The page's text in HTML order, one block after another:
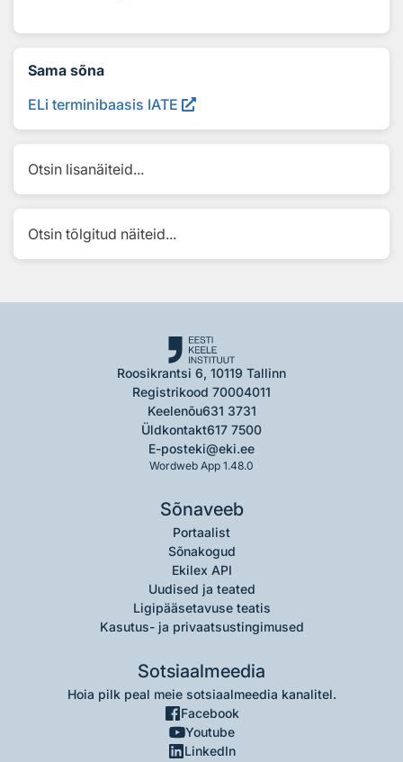
Sama sõna
ELi terminibaasis IATE
Otsin lisanäiteid...
Otsin tõlgitud näiteid...
Roosikrantsi 6, 10119 Tallinn
Registrikood 70004011
Keelenõu631 3731
Üldkontakt617 7500
E-posteki@eki.ee
Wordweb App 1.48.0
Sõnaveeb
Portaalist
Sõnakogud
Ekilex API
Uudised ja teated
Ligipääsetavuse teatis
Kasutus- ja privaatsustingimused
Sotsiaalmeedia
Hoia pilk peal meie sotsiaalmeedia kanalitel.
Facebook
Youtube
LinkedIn